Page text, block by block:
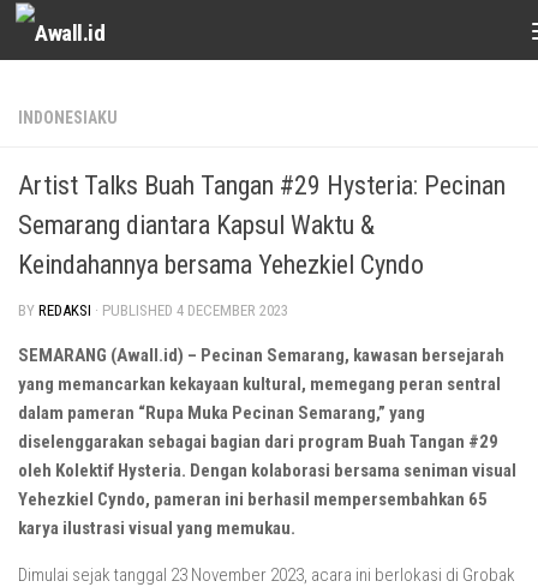
Skip to content
INDONESIAKU
Artist Talks Buah Tangan #29 Hysteria: Pecinan
Semarang diantara Kapsul Waktu &
Keindahannya bersama Yehezkiel Cyndo
BY REDAKSI · PUBLISHED 4 DECEMBER 2023
SEMARANG (Awall.id) – Pecinan Semarang, kawasan bersejarah
yang memancarkan kekayaan kultural, memegang peran sentral
dalam pameran “Rupa Muka Pecinan Semarang,” yang
diselenggarakan sebagai bagian dari program Buah Tangan #29
oleh Kolektif Hysteria. Dengan kolaborasi bersama seniman visual
Yehezkiel Cyndo, pameran ini berhasil mempersembahkan 65
karya ilustrasi visual yang memukau.
Dimulai sejak tanggal 23 November 2023, acara ini berlokasi di Grobak